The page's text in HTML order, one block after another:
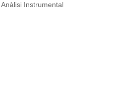
Anàlisi Instrumental